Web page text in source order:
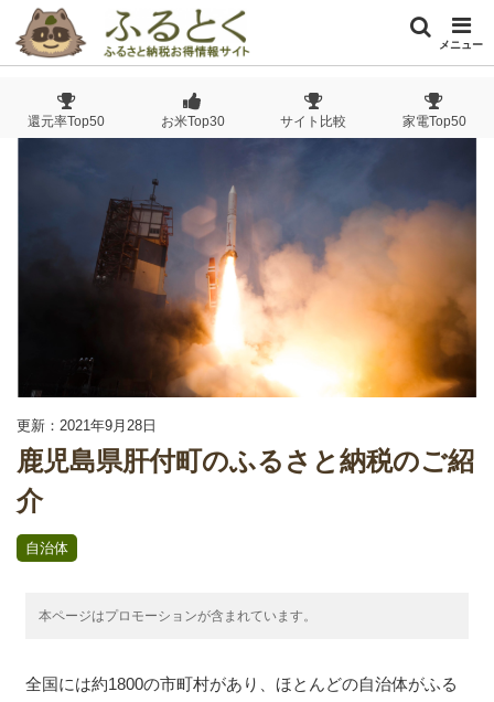
メニュー
還元率Top50 お米Top30 サイト比較 家電Top50
更新：2021年9月28日
鹿児島県肝付町のふるさと納税のご紹
介
自治体
本ページはプロモーションが含まれています。
全国には約1800の市町村があり、ほとんどの自治体がふる